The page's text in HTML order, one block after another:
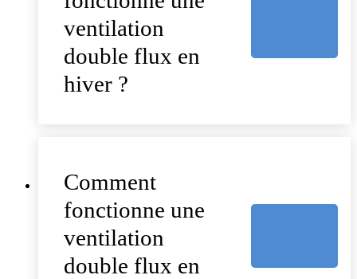
ventilation
double flux en
hiver ?
Comment
fonctionne une
ventilation
double flux en